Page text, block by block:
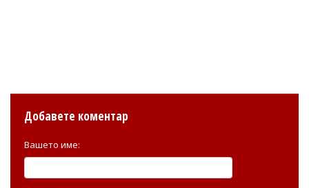
Добавете коментар
Вашето име: